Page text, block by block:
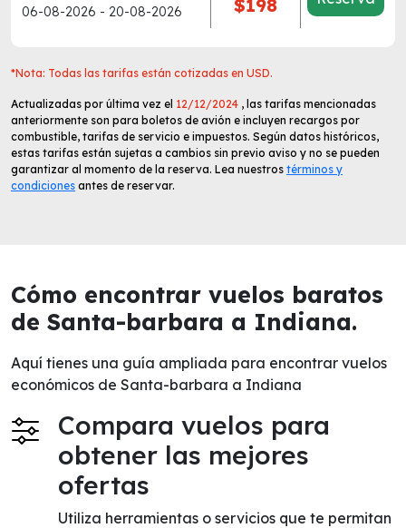
06-08-2026 - 20-08-2026 $198
*Nota: Todas las tarifas están cotizadas en USD.
Actualizadas por última vez el 12/12/2024 , las tarifas mencionadas
anteriormente son para boletos de avión e incluyen recargos por
combustible, tarifas de servicio e impuestos. Según datos históricos,
estas tarifas están sujetas a cambios sin previo aviso y no se pueden
garantizar al momento de la reserva. Lea nuestros términos y
condiciones antes de reservar.
Cómo encontrar vuelos baratos
de Santa-barbara a Indiana.
Aquí tienes una guía ampliada para encontrar vuelos
económicos de Santa-barbara a Indiana
Compara vuelos para
obtener las mejores
ofertas
Utiliza herramientas o servicios que te permitan